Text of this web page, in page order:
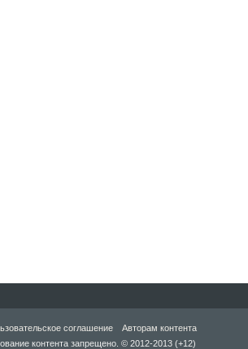
соглашение
Авторам контента
контента запрещено. © 2012-2013 (+12)